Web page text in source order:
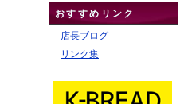
おすすめリンク
店長ブログ
リンク集